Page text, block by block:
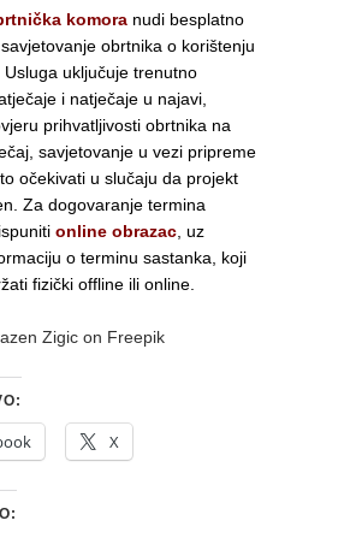
komora nudi besplatno
obrtnika o korištenju
Usluga uključuje trenutno
i natječaje u najavi,
prihvatljivosti obrtnika na
savjetovanje u vezi pripreme
očekivati u slučaju da projekt
Za dogovaranje termina
online obrazac , uz
o terminu sastanka, koji
fizički offline ili online.
Zigic on Freepik
X